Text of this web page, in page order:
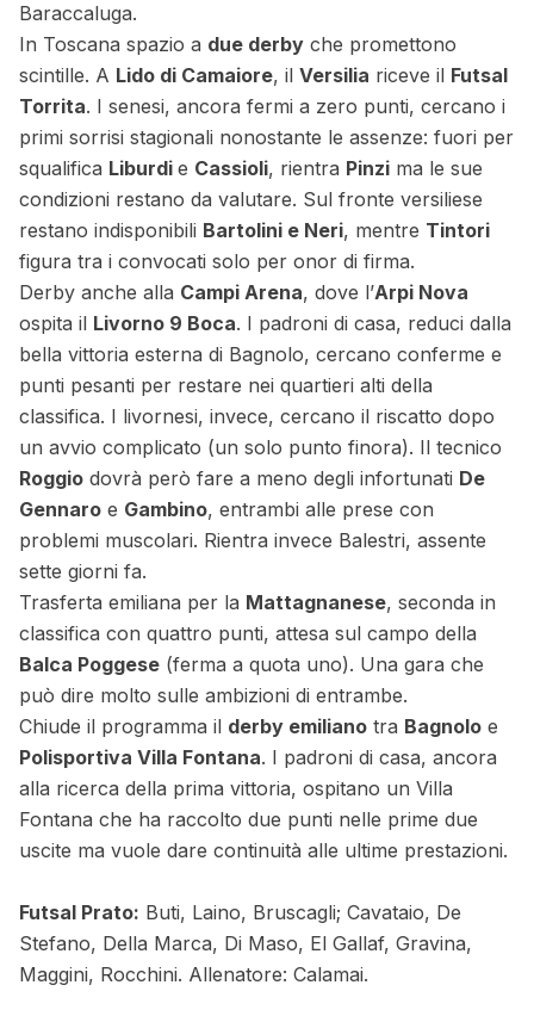
Baraccaluga.
In Toscana spazio a due derby che promettono
scintille. A Lido di Camaiore, il Versilia riceve il Futsal
Torrita. I senesi, ancora fermi a zero punti, cercano i
primi sorrisi stagionali nonostante le assenze: fuori per
squalifica Liburdi e Cassioli, rientra Pinzi ma le sue
condizioni restano da valutare. Sul fronte versiliese
restano indisponibili Bartolini e Neri, mentre Tintori
figura tra i convocati solo per onor di firma.
Derby anche alla Campi Arena, dove l’Arpi Nova
ospita il Livorno 9 Boca. I padroni di casa, reduci dalla
bella vittoria esterna di Bagnolo, cercano conferme e
punti pesanti per restare nei quartieri alti della
classifica. I livornesi, invece, cercano il riscatto dopo
un avvio complicato (un solo punto finora). Il tecnico
Roggio dovrà però fare a meno degli infortunati De
Gennaro e Gambino, entrambi alle prese con
problemi muscolari. Rientra invece Balestri, assente
sette giorni fa.
Trasferta emiliana per la Mattagnanese, seconda in
classifica con quattro punti, attesa sul campo della
Balca Poggese (ferma a quota uno). Una gara che
può dire molto sulle ambizioni di entrambe.
Chiude il programma il derby emiliano tra Bagnolo e
Polisportiva Villa Fontana. I padroni di casa, ancora
alla ricerca della prima vittoria, ospitano un Villa
Fontana che ha raccolto due punti nelle prime due
uscite ma vuole dare continuità alle ultime prestazioni.
Futsal Prato: Buti, Laino, Bruscagli; Cavataio, De
Stefano, Della Marca, Di Maso, El Gallaf, Gravina,
Maggini, Rocchini. Allenatore: Calamai.